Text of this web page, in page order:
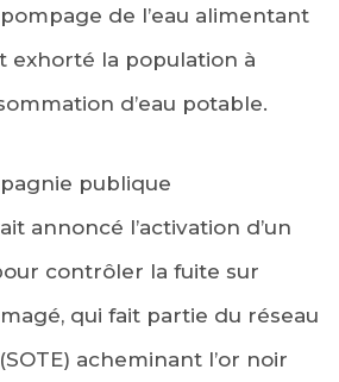
de l’eau alimentant
exhorté la population à
d’eau potable.
publique
annoncé l’activation d’un
contrôler la fuite sur
qui fait partie du réseau
acheminant l’or noir